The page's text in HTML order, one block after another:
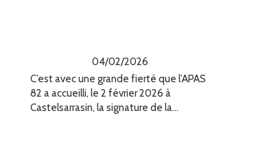
04/02/2026
C’est avec une grande fierté que l’APAS
82 a accueilli, le 2 février 2026 à
Castelsarrasin, la signature de la...